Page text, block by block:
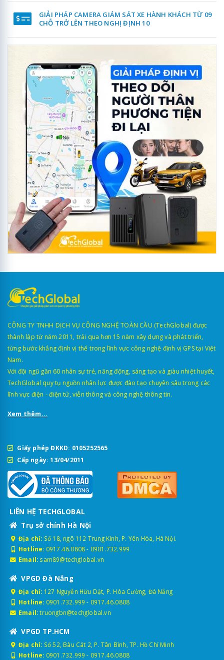
GIẢI PHÁP CAMERA GIÁM SÁT XE HÀNH KHÁCH TỪ 09
CHỖ TRỞ LÊN THEO NGHỊ ĐỊNH 10
CÔNG TY TNHH DỊCH VỤ CÔNG NGHỆ TOÀN CẦU (TechGlobal) được
thành lập từ năm 2011, trải qua hơn 15 năm xây dựng và phát triển,
từng bước khẳng định vị thế trong lĩnh vực công nghệ định vị GPS tại Việt
Nam.
Với đội ngũ gần 60 nhân sự trẻ, năng động, sáng tạo và giàu nhiệt huyết,
TechGlobal quy tụ nguồn nhân lực được đào tạo chuyên sâu trong các
lĩnh vực điện - điện tử, viễn thông và công nghệ thông tin.
Xem thêm...
Giấy phép ĐKKD: 0105252565
Cấp ngày: 13/04/2011
LIÊN HỆ TECHGLOBAL
Trụ sở chính Hà Nội
Địa chỉ: Số 18, ngõ 112 Trung Kính, P. Yên Hòa, Hà Nội.
Hotline: 0917.46.0808- 0901.732.999
Email: sam89@techglobal.vn
VPGD Đà Nẵng
Địa chỉ: 127 Nguyễn Hữu Dật, P. Hòa Cường, Đà Nẵng
Hotline: 0901.732.999 - 0917.46.0808
Email: truongbn@techglobal.vn
VPGD TP.HCM
Địa chỉ: Số 52, Bàu Cát 2, P. Tân Bình, TP. Hồ Chí Minh
Hotline: 0901.732.999 - 0917.46.0808